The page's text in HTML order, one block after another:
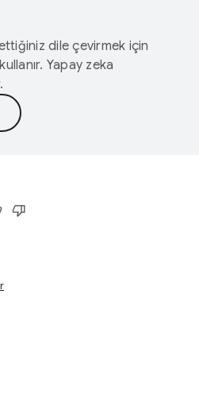
dile çevirmek için
Yapay zeka